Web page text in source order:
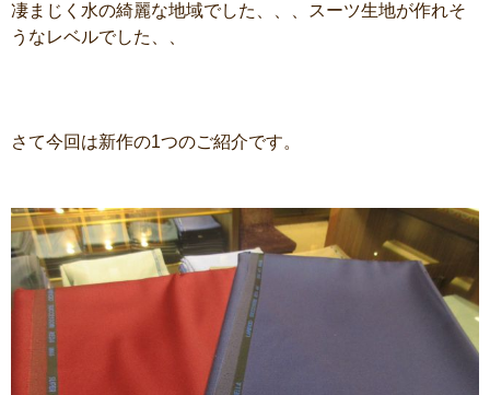
凄まじく水の綺麗な地域でした、、、スーツ生地が作れそ
うなレベルでした、、
さて今回は新作の1つのご紹介です。